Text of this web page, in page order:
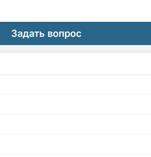
Задать вопрос